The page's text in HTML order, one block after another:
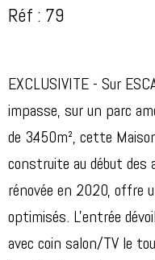
Réf : 79
EXCLUSIVITE - Sur
impasse, sur un parc
de 3.450m², cette
construite au début
rénovée en 2020, offre
optimisés. L'entrée
avec coin salon/TV le